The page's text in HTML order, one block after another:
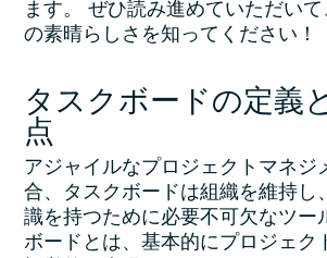
ます。 ぜひ読み進めていただいて
の素晴らしさを知ってください！
タスクボードの定義
点
アジャイルなプロジェクトマネジ
合、タスクボードは組織を維持し
識を持つために必要不可欠なツー
ボードとは、基本的にプロジェク